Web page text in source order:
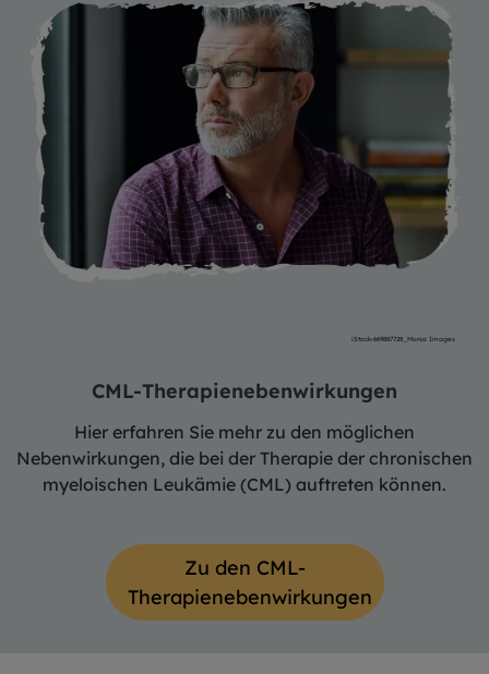
iStock-669887728_Morsa Images
CML-Therapienebenwirkungen
Hier erfahren Sie mehr zu den möglichen
Nebenwirkungen, die bei der Therapie der chronischen
myeloischen Leukämie (CML) auftreten können.
Zu den CML-
Therapienebenwirkungen